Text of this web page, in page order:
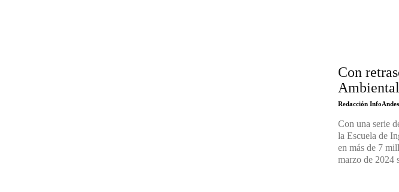
Con
Redacción InfoAndes
Con una serie
la Escuela de
en más de 7
marzo de 2024